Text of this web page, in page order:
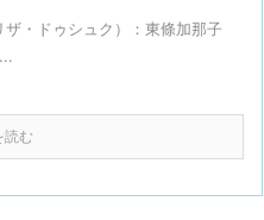
・ドゥシュク）：東條加那子
読む